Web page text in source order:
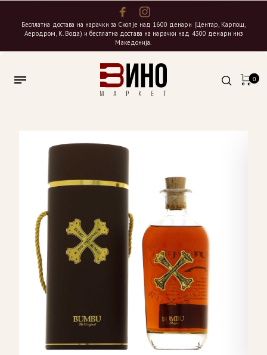
Бесплатна достава на нарачки за Скопје над 1600 денари (Центар, Карпош,
Аеродром, К. Вода) и бесплатна достава на нарачки над 4300 денари низ
Македонија.
0